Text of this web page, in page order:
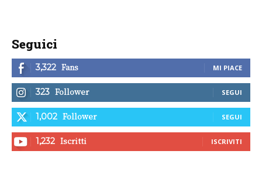
Seguici
3,322 Fans MI PIACE
323 Follower SEGUI
1,002 Follower SEGUI
1,232 Iscritti ISCRIVITI